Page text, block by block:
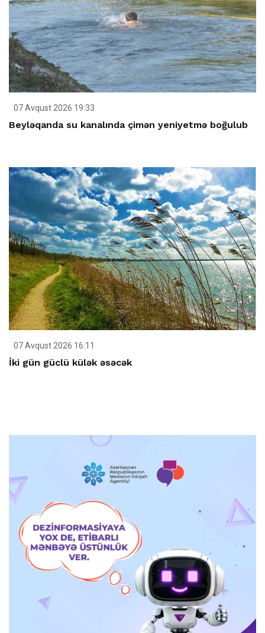
07 Avqust 2026 19:33
Beyləqanda su kanalında çimən yeniyetmə boğulub
07 Avqust 2026 16:11
İki gün güclü külək əsəcək